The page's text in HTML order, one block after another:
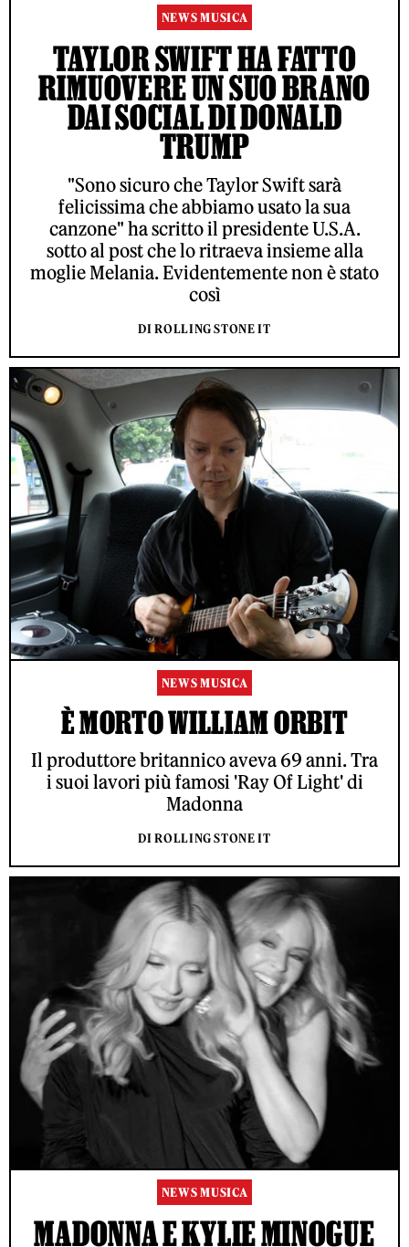
NEWS MUSICA
TAYLOR SWIFT HA FATTO
RIMUOVERE UN SUO BRANO
DAI SOCIAL DI DONALD
TRUMP
"Sono sicuro che Taylor Swift sarà
felicissima che abbiamo usato la sua
canzone" ha scritto il presidente U.S.A.
sotto al post che lo ritraeva insieme alla
moglie Melania. Evidentemente non è stato
così
DI ROLLING STONE IT
NEWS MUSICA
È MORTO WILLIAM ORBIT
Il produttore britannico aveva 69 anni. Tra
i suoi lavori più famosi 'Ray Of Light' di
Madonna
DI ROLLING STONE IT
NEWS MUSICA
MADONNA E KYLIE MINOGUE